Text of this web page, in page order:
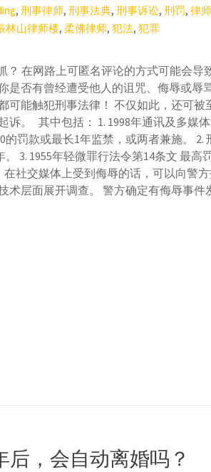
, 刑事律师, 刑事法典, 刑事诉讼, 刑罚, 律师
林山律师楼, 柔佛律师, 犯法, 犯罪
？ 在网路上可匿名评论的方式可能会导
是否有曾经遭受他人的诅咒、侮辱或辱
可能触犯刑事法律！ 不仅如此，还可被
诉。 其中包括： 1. 1998年通讯及多媒
的罚款或最长1年监禁，或两者兼施。 2.
3. 1955年轻微罪行法令第14条文 最高罚
社交媒体上受到侮辱的话，可以向警
术层面展开调查。 警方确定有侮辱事件
后，会自动离婚吗？